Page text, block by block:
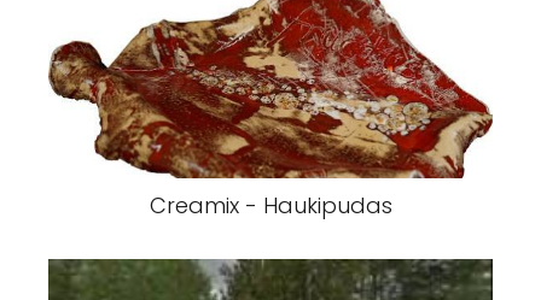
Creamix - Haukipudas